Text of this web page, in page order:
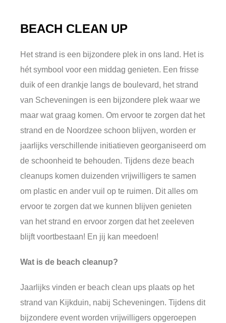
BEACH CLEAN UP
Het strand is een bijzondere plek in ons land. Het is
hét symbool voor een middag genieten. Een frisse
duik of een drankje langs de boulevard, het strand
van Scheveningen is een bijzondere plek waar we
maar wat graag komen. Om ervoor te zorgen dat het
strand en de Noordzee schoon blijven, worden er
jaarlijks verschillende initiatieven georganiseerd om
de schoonheid te behouden. Tijdens deze beach
cleanups komen duizenden vrijwilligers te samen
om plastic en ander vuil op te ruimen. Dit alles om
ervoor te zorgen dat we kunnen blijven genieten
van het strand en ervoor zorgen dat het zeeleven
blijft voortbestaan! En jij kan meedoen!
Wat is de beach cleanup?
Jaarlijks vinden er beach clean ups plaats op het
strand van Kijkduin, nabij Scheveningen. Tijdens dit
bijzondere event worden vrijwilligers opgeroepen